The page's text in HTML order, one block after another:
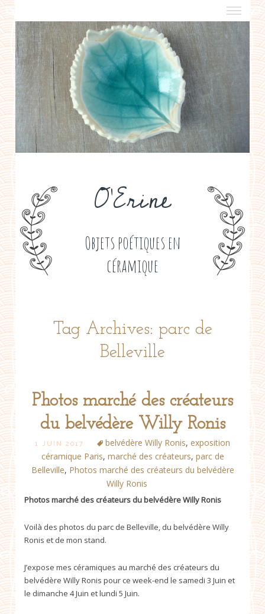
O'Erine
Objets poétiques en
céramique
a propos
boutiques de créateurs
contact
politique de confidentialité
Tag Archives: parc de
Belleville
Photos marché des créateurs
du belvédère Willy Ronis
1 JUIN 2017 belvédère Willy Ronis, exposition
céramique Paris, marché des créateurs, parc de
Belleville, Photos marché des créateurs du belvédère
Willy Ronis
Photos marché des créateurs du belvédère Willy Ronis
Voilà des photos du parc de Belleville, du belvédère Willy
Ronis et de mon stand.
J’expose mes céramiques au marché des créateurs du
belvédère Willy Ronis pour ce week-end le samedi 3 Juin et
le dimanche 4 Juin et lundi 5 Juin.